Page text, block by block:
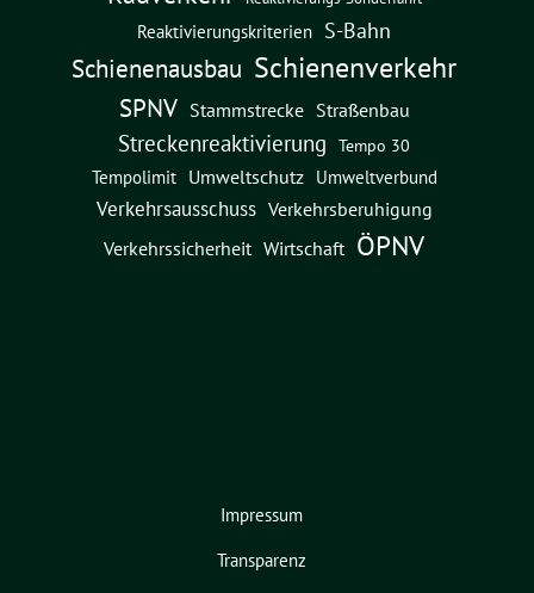
Reaktivierungskriterien S-Bahn
Schienenausbau Schienenverkehr
SPNV Stammstrecke Straßenbau
Streckenreaktivierung Tempo 30
Tempolimit Umweltschutz Umweltverbund
Verkehrsausschuss Verkehrsberuhigung
Verkehrssicherheit Wirtschaft ÖPNV
Impressum
Transparenz